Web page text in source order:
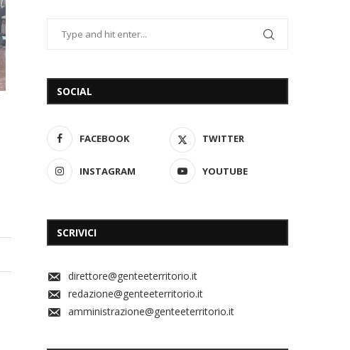
SOCIAL
FACEBOOK TWITTER
INSTAGRAM YOUTUBE
SCRIVICI
direttore@genteeterritorio.it
redazione@genteeterritorio.it
amministrazione@genteeterritorio.it